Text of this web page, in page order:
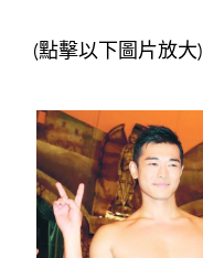
(點擊以下圖片放大)